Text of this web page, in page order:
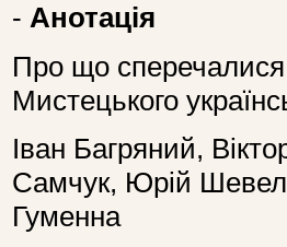
- Анотація
Про що
Мистецького
Іван Багряний,
Самчук, Юрій
Гуменна